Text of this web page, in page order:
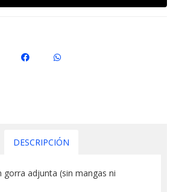
DESCRIPCIÓN
gorra adjunta (sin mangas ni